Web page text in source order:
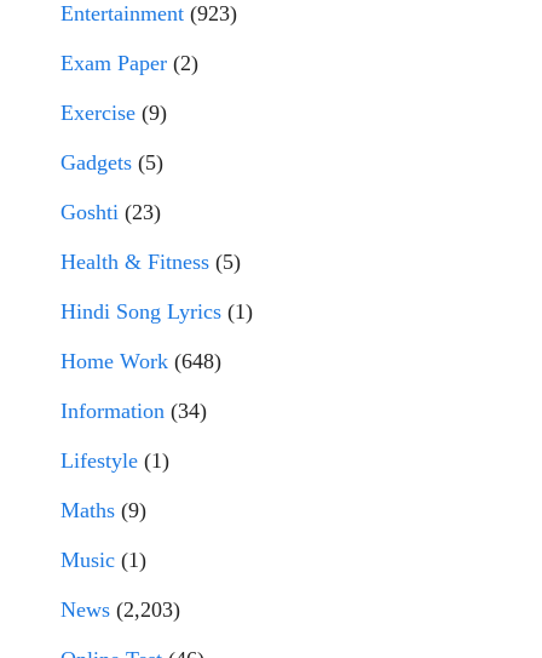
Entertainment (923)
Exam Paper (2)
Exercise (9)
Gadgets (5)
Goshti (23)
Health & Fitness (5)
Hindi Song Lyrics (1)
Home Work (648)
Information (34)
Lifestyle (1)
Maths (9)
Music (1)
News (2,203)